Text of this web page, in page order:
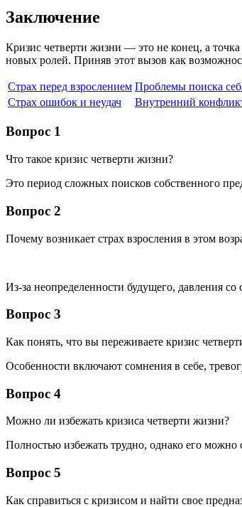
Заключение
Кризис четверти жизни — это не конец, а
новых ролей. Приняв этот вызов как
Страх перед взрослением Проблемы поиска
Страх ошибок и неудач
Внутренний
Вопрос 1
Что такое кризис четверти жизни?
Это период сложных поисков собственного
Вопрос 2
Почему возникает страх взросления в этом
Из-за неопределенности будущего, давления
Вопрос 3
Как понять, что вы переживаете кризис
Особенности включают сомнения в себе,
Вопрос 4
Можно ли избежать кризиса четверти жизни?
Полностью избежать трудно, однако его можно
Вопрос 5
Как справиться с кризисом и найти свое